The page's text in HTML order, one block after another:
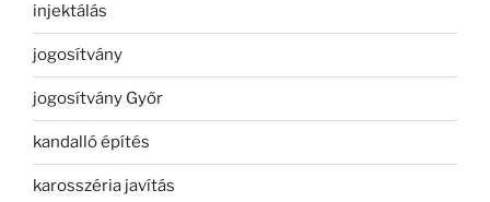
injektálás
jogosítvány
jogosítvány Győr
kandalló építés
karosszéria javítás